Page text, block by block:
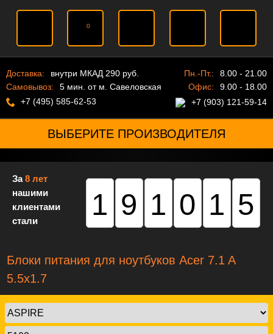
0
Доставка:
внутри МКАД 290 руб.
Самовывоз:
5 мин. от м. Савеловская
+7 (495) 585-62-53
Пн.-Пт.:
8.00 - 21.00
Офис:
9.00 - 18.00
+7 (903) 121-59-14
ВЫБЕРИТЕ ПРОИЗВОДИТЕЛЯ
За8 лет
нашими
клиентами
стали
191015
Блоки питания для ноутбуков Acer 7.1 A
5.5х1.7